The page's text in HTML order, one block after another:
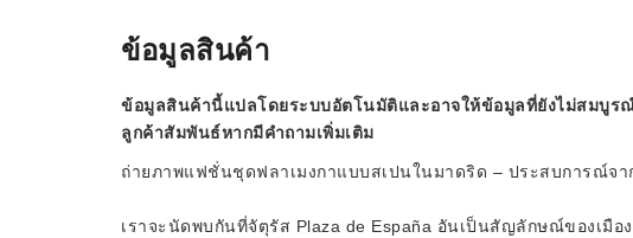
ข้อมูลสินค้า
ข้อมูลสินค้านี้แปลโดยระบบอัตโนมัติและอาจให้ข้อมูลที่ยังไม่สมบู
ลูกค้าสัมพันธ์หากมีคำถามเพิ่มเติม
ถ่ายภาพแฟชั่นชุดฟลาเมงกาแบบสเปนในมาดริด – ประสบการณ์จ
เราจะนัดพบกันที่จัตุรัส Plaza de España อันเป็นสัญลักษณ์ของเมือ